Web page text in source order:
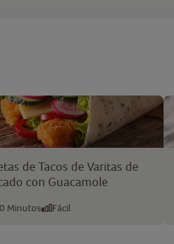
de Tacos de Varitas de
con Guacamole
Minutos Fácil